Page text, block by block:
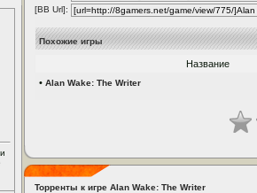
[BB Url]:
Похожие игры
Название
• Alan Wake: The Writer
Торренты к игре Alan Wake: The Writer